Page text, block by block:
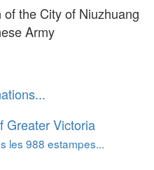
the City of Niuzhuang
Army
Greater Victoria
les 988 estampes...